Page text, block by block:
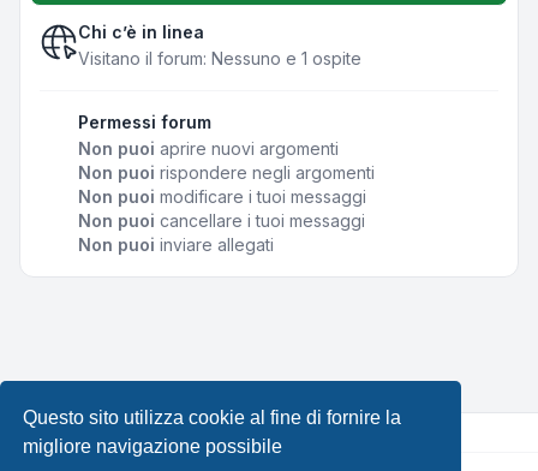
Questo sito utilizza cookie al fine di fornire la
migliore navigazione possibile
Chi c’è in linea
Visitano il forum: Nessuno e 1 ospite
Permessi forum
Non puoi aprire nuovi argomenti
Non puoi rispondere negli argomenti
Non puoi modificare i tuoi messaggi
Non puoi cancellare i tuoi messaggi
Non puoi inviare allegati